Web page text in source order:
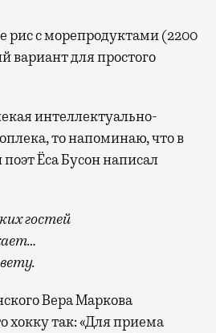
с морепродуктами (2200
вариант для простого
интеллектуально-
то напоминаю, что в
Ёса Бусон написал
гостей
Вера Маркова
хокку так: «Для приема